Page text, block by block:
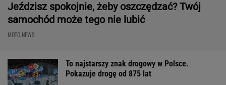
Jeździsz spokojnie, żeby oszczędzać? Twój
samochód może tego nie lubić
MOTO NEWS
To najstarszy znak drogowy w Polsce.
Pokazuje drogę od 875 lat